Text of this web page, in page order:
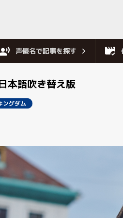
声優名で記事を探す
本語吹き替え版
ングダム